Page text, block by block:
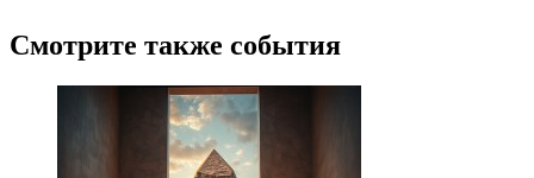
Смотрите также события